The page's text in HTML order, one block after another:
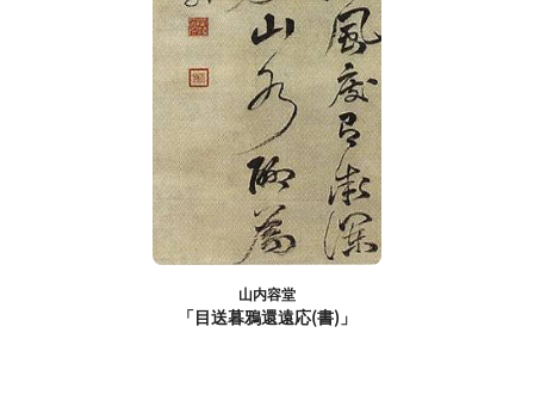
山内容堂
「目送暮鴉還遠応(書)」